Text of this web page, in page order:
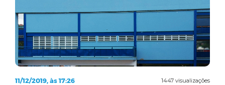
1447 visualizações
11/12/2019, às 17:26